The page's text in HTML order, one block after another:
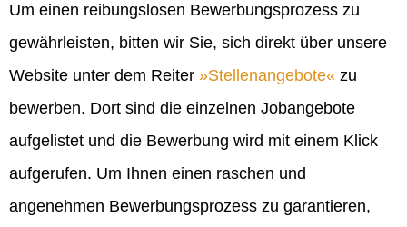
Um einen reibungslosen Bewerbungsprozess zu
gewährleisten, bitten wir Sie, sich direkt über unsere
Website unter dem Reiter
Stellenangebote
zu
bewerben. Dort sind die einzelnen Jobangebote
aufgelistet und die Bewerbung wird mit einem Klick
aufgerufen. Um Ihnen einen raschen und
angenehmen Bewerbungsprozess zu garantieren,